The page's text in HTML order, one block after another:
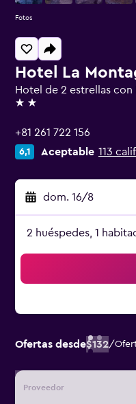
Hotel La
Hotel de 2 estrellas con
2 estrellas
+81 261 722 156
6,1 Aceptable 113
dom. 16/8
2 huéspedes, 1
Ofertas desde$132/
Proveedor
Fotos